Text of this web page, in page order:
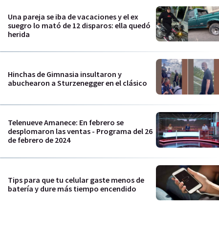
Una pareja se iba de vacaciones y el ex
suegro lo mató de 12 disparos: ella quedó
herida
Hinchas de Gimnasia insultaron y
abuchearon a Sturzenegger en el clásico
Telenueve Amanece: En febrero se
desplomaron las ventas - Programa del 26
de febrero de 2024
Tips para que tu celular gaste menos de
batería y dure más tiempo encendido